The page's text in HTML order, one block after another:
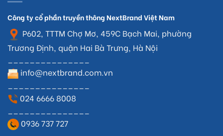
Công ty cổ phần truyền thông NextBrand Việt Nam
P602, TTTM Chợ Mơ, 459C Bạch Mai, phường
Trương Định, quận Hai Bà Trưng, Hà Nội
_______________
info@nextbrand.com.vn
_______________
024 6666 8008
_______________
0936 737 727